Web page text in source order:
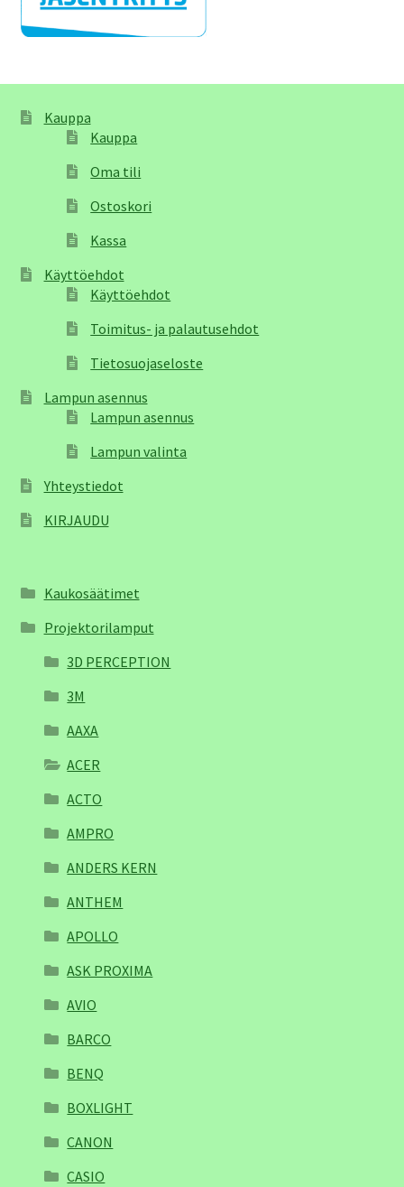
Kauppa
Kauppa
Oma tili
Ostoskori
Kassa
Käyttöehdot
Käyttöehdot
Toimitus- ja palautusehdot
Tietosuojaseloste
Lampun asennus
Lampun asennus
Lampun valinta
Yhteystiedot
KIRJAUDU
Kaukosäätimet
Projektorilamput
3D PERCEPTION
3M
AAXA
ACER
ACTO
AMPRO
ANDERS KERN
ANTHEM
APOLLO
ASK PROXIMA
AVIO
BARCO
BENQ
BOXLIGHT
CANON
CASIO